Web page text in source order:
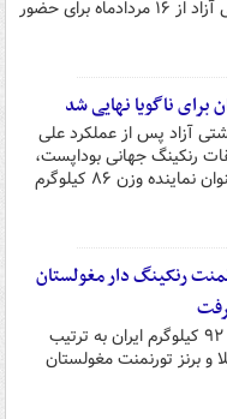
اردوی تیم ملی کشتی آزاد از ۱۶ مردادماه برای حضور
برای ناگویا نهایی شد
آزاد پس از عملکرد علی
رنکینگ جهانی بوداپست،
محمد نخودی را به عنوان نماینده وزن ۸۶ کیلوگرم
رنکینگ دار مغولستان
آزادکاران اوزان ۸۶ و ۹۲ کیلوگرم ایران به ترتیب
برنز تورنمنت مغولستان